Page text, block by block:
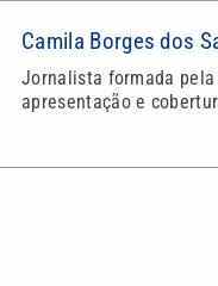
Camila Borges dos
Jornalista formada pela
apresentação e